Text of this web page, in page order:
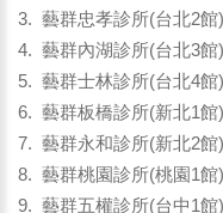
3. 藝群忠孝診所(台北2館)
4. 藝群內湖診所(台北3館)
5. 藝群士林診所(台北4館)
6. 藝群板橋診所(新北1館)
7. 藝群永和診所(新北2館)
8. 藝群桃園診所(桃園1館)
9. 藝群五權診所(台中1館)